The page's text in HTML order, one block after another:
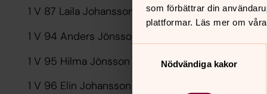
som förbättrar din
plattformar. Läs mer om
Nödvändiga kakor
1 V 87 Laila Johansson
1 V 94 Anders Jönsson
1 V 95 Hilma Jönsson
1 V 96 Elin Johansson